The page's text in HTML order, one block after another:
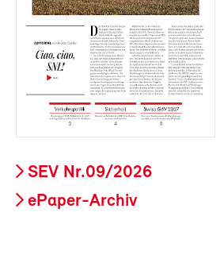
SEV Nr.09/2026
ePaper-Archiv